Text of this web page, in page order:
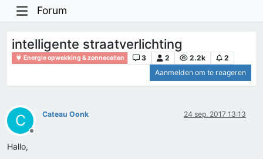
Forum
intelligente straatverlichting
Energie opwekking & zonnecellen 3 2 2.2k
2
Aanmelden om te reageren
C
Offline
Cateau Oonk 24 sep. 2017 13:13
Hallo,